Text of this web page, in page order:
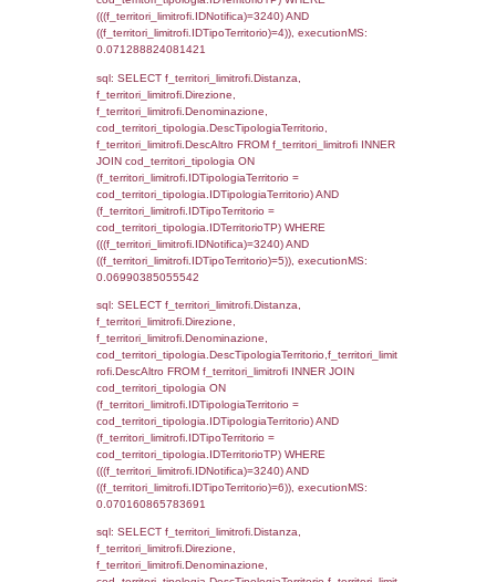
StatoIspezione,
'%d/%m/%Y') as DataApertura,
DATE_FORMAT(DataChiusura, '%d/%m/
DataChiusura,
'%d/%m/%Y') as DataUltimoPIR FROM
WHERE (((d3_ispezioni.IDNotifica)=3240)),
0.00063204765319824
sql: SELECT el_nazioni.DescIT,
FROM f_confini_stato INNER JOIN
f_confini_stato.IDStato = el_nazioni.IDStato
f_confini_stato.IDNotifica = 3240;,
0.0006859302520752
sql: SELECT el_regioni.Regione,
el_comuni.Comune,
f_confini INNER JOIN ((el_comuni INNER
ON el_comuni.IstProvincia =
INNER JOIN el_regioni ON
el_regioni.IstRegione) ON
(((f_confini.IDNotifica)=3240));,
0.00065779685974121